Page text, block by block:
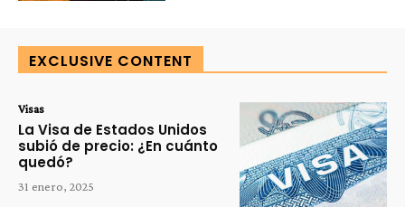
EXCLUSIVE CONTENT
Visas
La Visa de Estados Unidos
subió de precio: ¿En cuánto
quedó?
31 enero, 2025